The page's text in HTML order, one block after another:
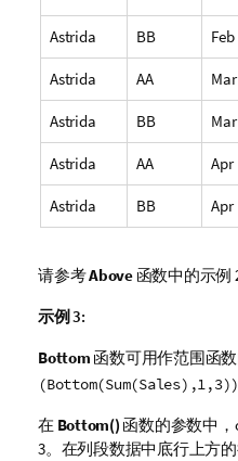
Astrida BB Feb
Astrida AA Mar
Astrida BB Mar
Astrida AA Apr
Astrida BB Apr
请参考Above函数中的示例
示例 3:
Bottom 函数可用作范围函
(Bottom(Sum(Sales),1,3))
在 Bottom() 函数的参数中，
3。在列段数据中底行上方